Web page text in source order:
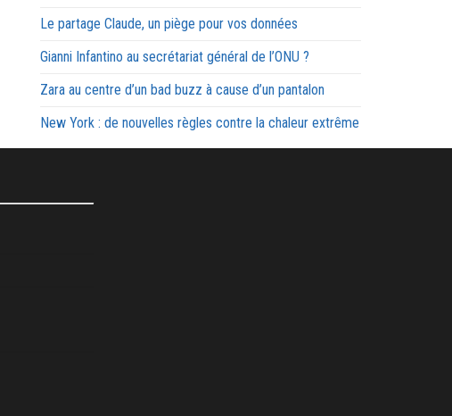
Le partage Claude, un piège pour vos données
Gianni Infantino au secrétariat général de l’ONU ?
Zara au centre d’un bad buzz à cause d’un pantalon
New York : de nouvelles règles contre la chaleur extrême